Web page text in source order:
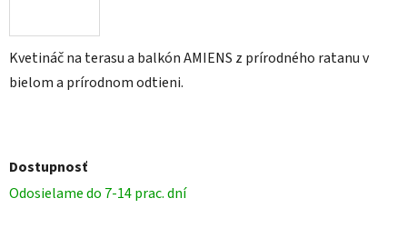
Kvetináč na terasu a balkón AMIENS z prírodného ratanu v
bielom a prírodnom odtieni.
Dostupnosť
Odosielame do 7-14 prac. dní